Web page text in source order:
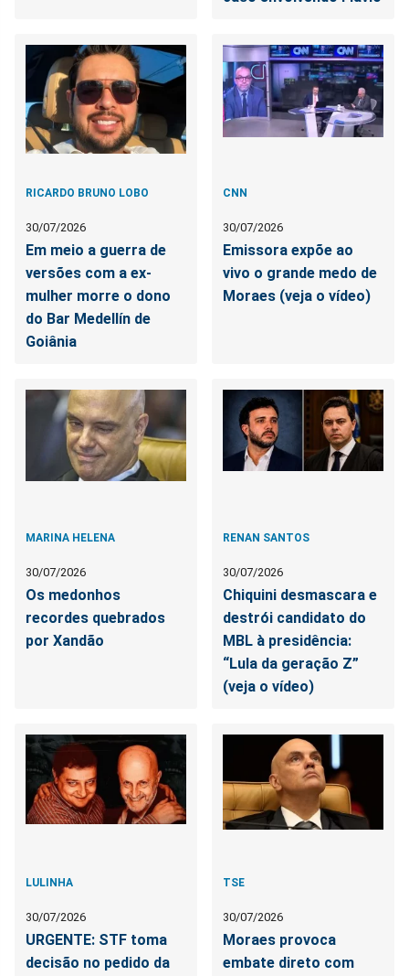
RICARDO BRUNO LOBO
30/07/2026
Em meio a guerra de
versões com a ex-
mulher morre o dono
do Bar Medellín de
Goiânia
CNN
30/07/2026
Emissora expõe ao
vivo o grande medo de
Moraes (veja o vídeo)
MARINA HELENA
30/07/2026
Os medonhos
recordes quebrados
por Xandão
RENAN SANTOS
30/07/2026
Chiquini desmascara e
destrói candidato do
MBL à presidência:
“Lula da geração Z”
(veja o vídeo)
LULINHA
30/07/2026
URGENTE: STF toma
decisão no pedido da
TSE
30/07/2026
Moraes provoca
embate direto com